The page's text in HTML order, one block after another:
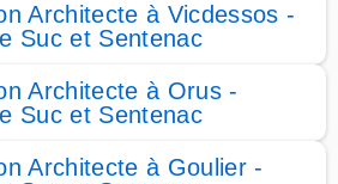
Architecte à Vicdessos -
Suc et Sentenac
Architecte à Orus -
Suc et Sentenac
Architecte à Goulier -